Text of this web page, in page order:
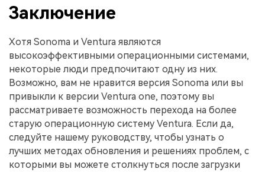
Заключение
Хотя Sonoma и Ventura являются
высокоэффективными операционными системами,
некоторые люди предпочитают одну из них.
Возможно, вам не нравится версия Sonoma или вы
привыкли к версии Ventura one, поэтому вы
рассматриваете возможность перехода на более
старую операционную систему Ventura. Если да,
следуйте нашему руководству, чтобы узнать о
лучших методах обновления и решениях проблем, с
которыми вы можете столкнуться после загрузки